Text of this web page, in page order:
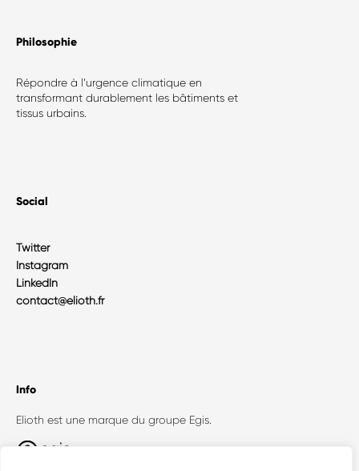
Philosophie​
Répondre à l’urgence climatique en
transformant durablement les bâtiments et
tissus urbains.
Social
Twitter
Instagram
LinkedIn
contact@elioth.fr
Info
Elioth est une marque du groupe Egis.